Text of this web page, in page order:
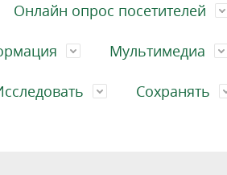
Онлайн опрос посетителей
Мультимедиа
Сохранять